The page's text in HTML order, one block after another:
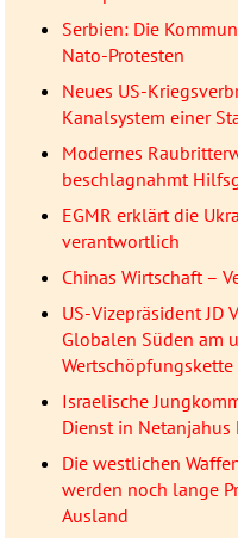
Serbien: Die
Nato-Protesten
Neues US-
Kanalsystem einer
Modernes
beschlagnahmt
EGMR erklärt die
verantwortlich
Chinas Wirtschaft –
US-Vizepräsident JD
Globalen Süden am
Israelische
Dienst in
Die westlichen
werden noch lange
Ausland